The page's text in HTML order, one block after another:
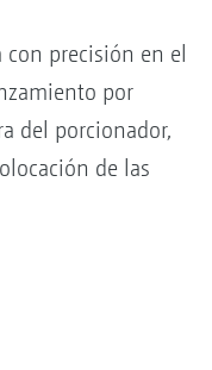
precisión en el
por
del porcionador,
de las